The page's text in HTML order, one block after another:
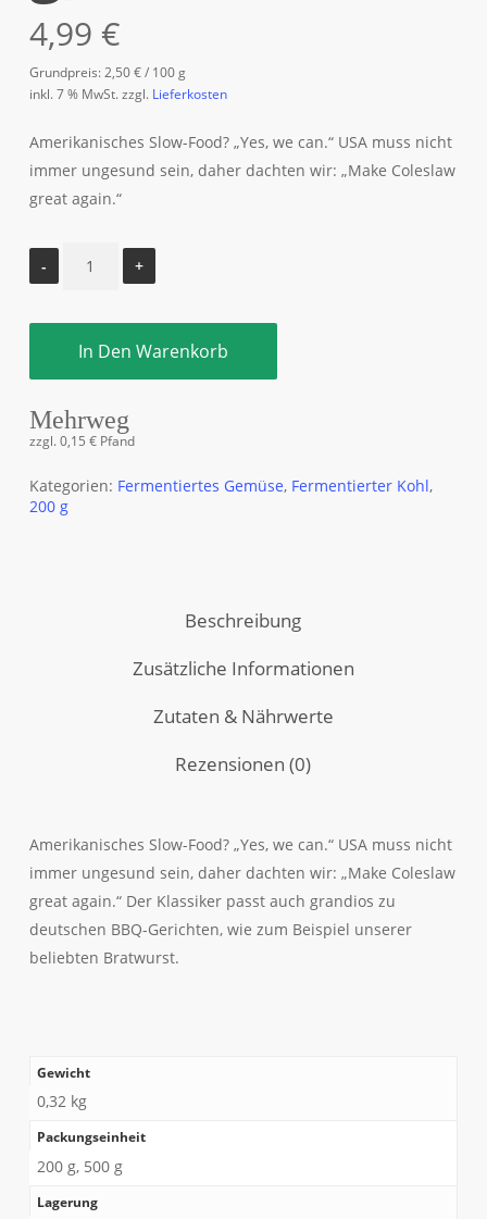
4,99 €
Grundpreis:2,50€/ 100g
inkl. 7 % MwSt.zzgl. Lieferkosten
Amerikanisches Slow-Food? „Yes, we can.“ USA muss nicht
immer ungesund sein, daher dachten wir: „Make Coleslaw
great again.“
In Den Warenkorb
Mehrweg
zzgl.0,15 €Pfand
Kategorien: Fermentiertes Gemüse, Fermentierter Kohl,
200 g
Beschreibung
Zusätzliche Informationen
Zutaten & Nährwerte
Rezensionen (0)
Amerikanisches Slow-Food? „Yes, we can.“ USA muss nicht
immer ungesund sein, daher dachten wir: „Make Coleslaw
great again.“ Der Klassiker passt auch grandios zu
deutschen BBQ-Gerichten, wie zum Beispiel unserer
beliebten Bratwurst.
Gewicht
0,32 kg
Packungseinheit
200 g, 500 g
Lagerung